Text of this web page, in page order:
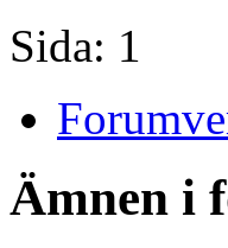
Sida: 1
Ämnen i